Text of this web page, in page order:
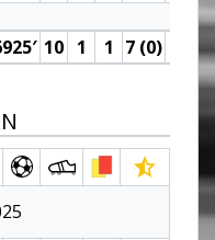
10 1 1 7 (0)